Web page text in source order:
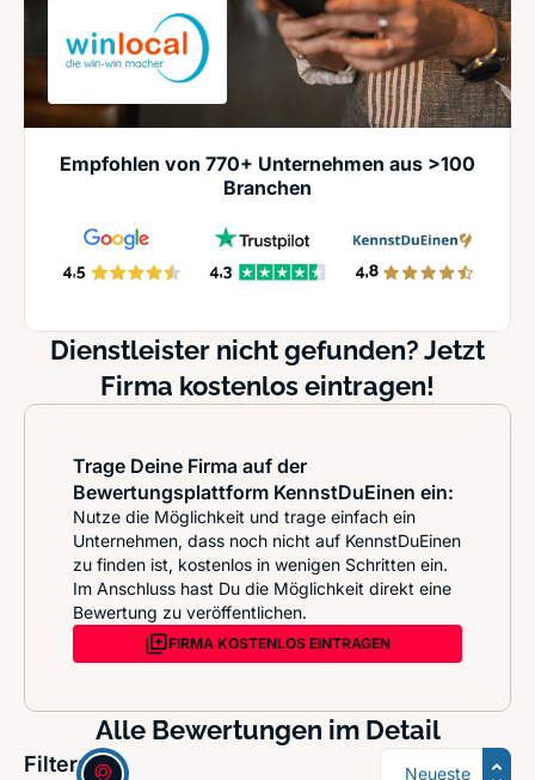
Empfohlen von 770+ Unternehmen aus >100
Branchen
Dienstleister nicht gefunden? Jetzt
Firma kostenlos eintragen!
Trage Deine Firma auf der
Bewertungsplattform KennstDuEinen ein:
Nutze die Möglichkeit und trage einfach ein
Unternehmen, dass noch nicht auf KennstDuEinen
zu finden ist, kostenlos in wenigen Schritten ein.
Im Anschluss hast Du die Möglichkeit direkt eine
Bewertung zu veröffentlichen.
FIRMA KOSTENLOS EINTRAGEN
Alle Bewertungen im Detail
Filter: Sortierung